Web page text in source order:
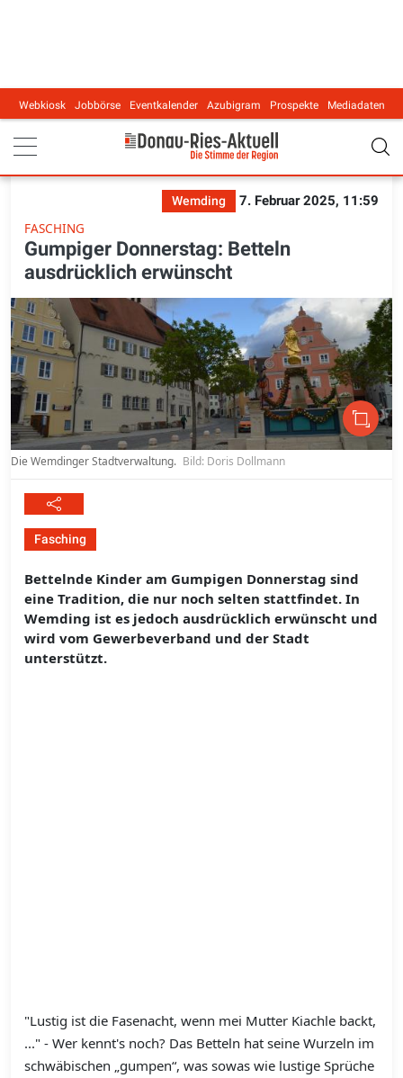
Main navigation
Webkiosk Jobbörse Eventkalender Azubigram Prospekte Mediadaten
Wemding
7. Februar 2025, 11:59
FASCHING
Gumpiger Donnerstag: Betteln
ausdrücklich erwünscht
Die Wemdinger Stadtverwaltung. Bild: Doris Dollmann
Fasching
Bettelnde Kinder am Gumpigen Donnerstag sind
eine Tradition, die nur noch selten stattfindet. In
Wemding ist es jedoch ausdrücklich erwünscht und
wird vom Gewerbeverband und der Stadt
unterstützt.
"Lustig ist die Fasenacht, wenn mei Mutter Kiachle backt,
..." - Wer kennt's noch? Das Betteln hat seine Wurzeln im
schwäbischen „gumpen“, was sowas wie lustige Sprüche